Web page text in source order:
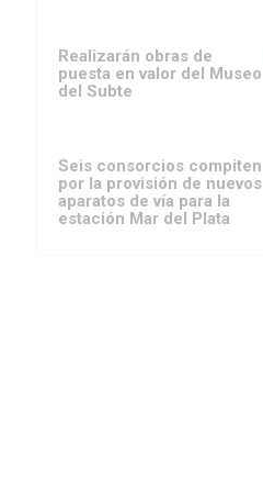
Realizarán obras de
puesta en valor del Museo
del Subte
Seis consorcios compiten
por la provisión de nuevos
aparatos de vía para la
estación Mar del Plata